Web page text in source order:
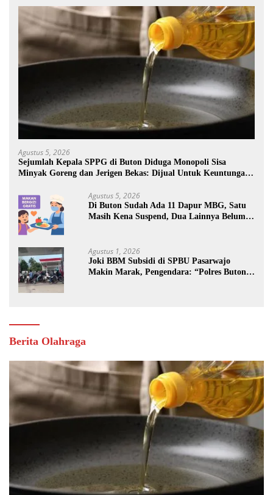
Agustus 5, 2026
Sejumlah Kepala SPPG di Buton Diduga Monopoli Sisa
Minyak Goreng dan Jerigen Bekas: Dijual Untuk Keuntungan
Agustus 5, 2026
Di Buton Sudah Ada 11 Dapur MBG, Satu
Masih Kena Suspend, Dua Lainnya Belum
Agustus 1, 2026
Joki BBM Subsidi di SPBU Pasarwajo
Makin Marak, Pengendara: “Polres Buton
Berita Olahraga